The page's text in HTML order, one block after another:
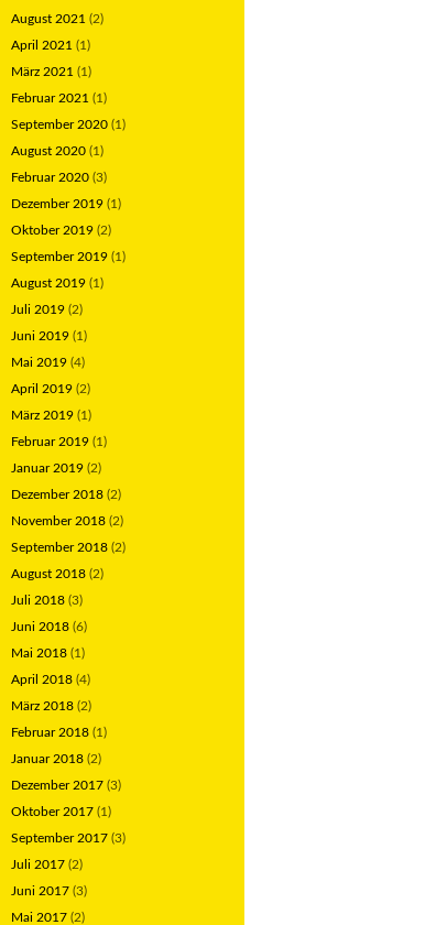
August 2021 (2)
April 2021 (1)
März 2021 (1)
Februar 2021 (1)
September 2020 (1)
August 2020 (1)
Februar 2020 (3)
Dezember 2019 (1)
Oktober 2019 (2)
September 2019 (1)
August 2019 (1)
Juli 2019 (2)
Juni 2019 (1)
Mai 2019 (4)
April 2019 (2)
März 2019 (1)
Februar 2019 (1)
Januar 2019 (2)
Dezember 2018 (2)
November 2018 (2)
September 2018 (2)
August 2018 (2)
Juli 2018 (3)
Juni 2018 (6)
Mai 2018 (1)
April 2018 (4)
März 2018 (2)
Februar 2018 (1)
Januar 2018 (2)
Dezember 2017 (3)
Oktober 2017 (1)
September 2017 (3)
Juli 2017 (2)
Juni 2017 (3)
Mai 2017 (2)